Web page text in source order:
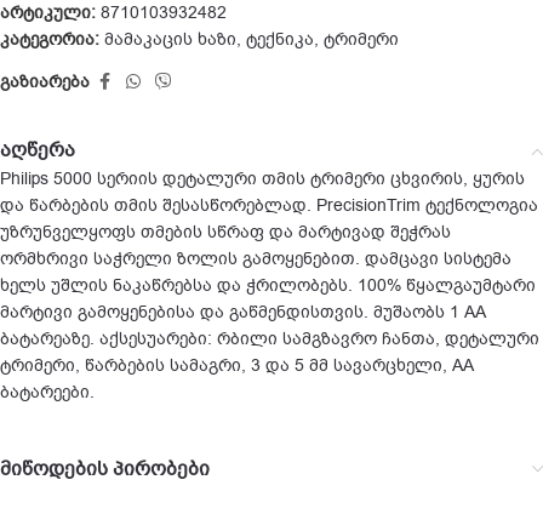
არტიკული: 8710103932482
კატეგორია: მამაკაცის ხაზი, ტექნიკა, ტრიმერი
გაზიარება
აღწერა
Philips 5000 სერიის დეტალური თმის ტრიმერი ცხვირის, ყურის
და წარბების თმის შესასწორებლად. PrecisionTrim ტექნოლოგია
უზრუნველყოფს თმების სწრაფ და მარტივად შეჭრას
ორმხრივი საჭრელი ზოლის გამოყენებით. დამცავი სისტემა
ხელს უშლის ნაკაწრებსა და ჭრილობებს. 100% წყალგაუმტარი
მარტივი გამოყენებისა და გაწმენდისთვის. მუშაობს 1 AA
ბატარეაზე. აქსესუარები: რბილი სამგზავრო ჩანთა, დეტალური
ტრიმერი, წარბების სამაგრი, 3 და 5 მმ სავარცხელი, AA
ბატარეები.
მიწოდების პირობები